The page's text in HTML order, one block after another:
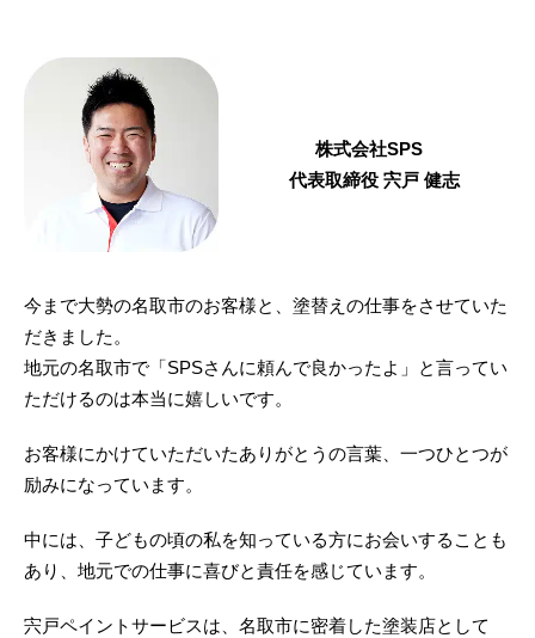
株式会社SPS
代表取締役 宍戸 健志
今まで大勢の名取市のお客様と、塗替えの仕事をさせていた
だきました。
地元の名取市で「SPSさんに頼んで良かったよ」と言ってい
ただけるのは本当に嬉しいです。
お客様にかけていただいたありがとうの言葉、一つひとつが
励みになっています。
中には、子どもの頃の私を知っている方にお会いすることも
あり、地元での仕事に喜びと責任を感じています。
宍戸ペイントサービスは、名取市に密着した塗装店として